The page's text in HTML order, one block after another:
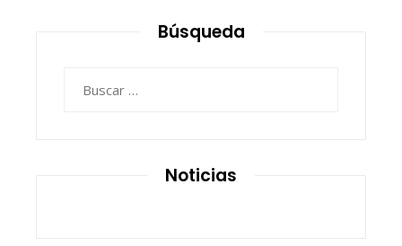
Búsqueda
Noticias